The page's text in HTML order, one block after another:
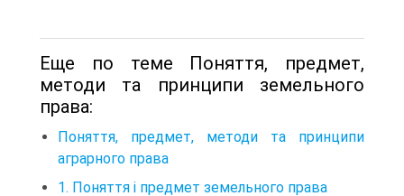
Еще по теме Поняття, предмет,
методи та принципи земельного
права:
Поняття, предмет, методи та принципи
аграрного права
1. Поняття і предмет земельного права